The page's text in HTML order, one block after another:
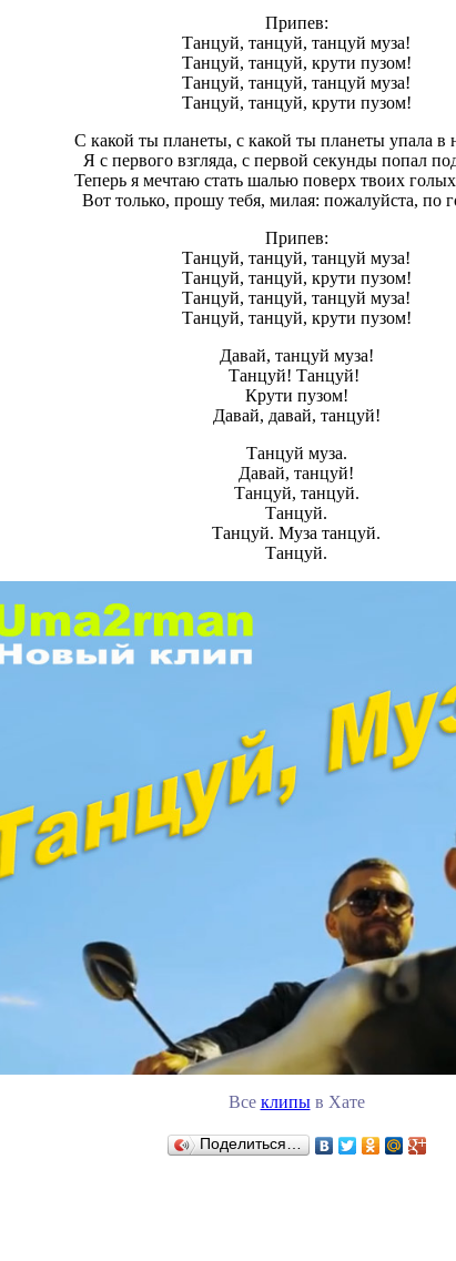
Припев:
Танцуй, танцуй, танцуй муза!
Танцуй, танцуй, крути пузом!
Танцуй, танцуй, танцуй муза!
Танцуй, танцуй, крути пузом!
С какой ты планеты, с какой ты планеты упала в
Я с первого взгляда, с первой секунды попал
Теперь я мечтаю стать шалью поверх твоих
Вот только, прошу тебя, милая: пожалуйста, по
Припев:
Танцуй, танцуй, танцуй муза!
Танцуй, танцуй, крути пузом!
Танцуй, танцуй, танцуй муза!
Танцуй, танцуй, крути пузом!
Давай, танцуй муза!
Танцуй! Танцуй!
Крути пузом!
Давай, давай, танцуй!
Танцуй муза.
Давай, танцуй!
Танцуй, танцуй.
Танцуй.
Танцуй. Муза танцуй.
Танцуй.
Все клипыв Хате
Поделиться…